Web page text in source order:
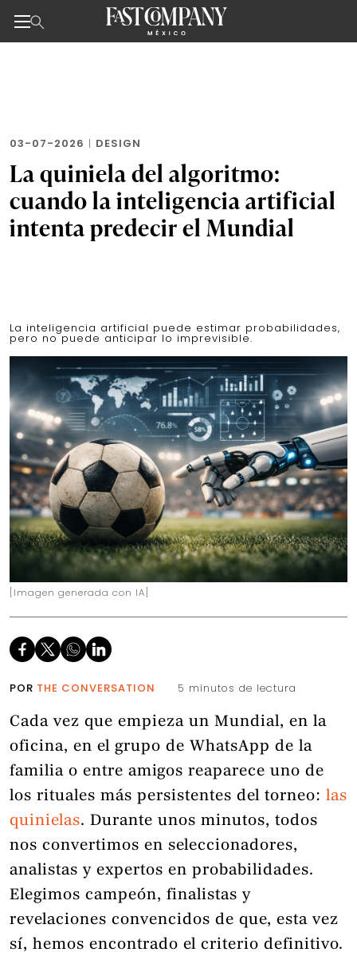
03-07-2026 | DESIGN
La quiniela del algoritmo:
cuando la inteligencia artificial
intenta predecir el Mundial
La inteligencia artificial puede estimar probabilidades,
pero no puede anticipar lo imprevisible.
[Imagen generada con IA]
POR THE CONVERSATION 5 minutos de lectura
Cada vez que empieza un Mundial, en la
oficina, en el grupo de WhatsApp de la
familia o entre amigos reaparece uno de
los rituales más persistentes del torneo: las
quinielas. Durante unos minutos, todos
nos convertimos en seleccionadores,
analistas y expertos en probabilidades.
Elegimos campeón, finalistas y
revelaciones convencidos de que, esta vez
sí, hemos encontrado el criterio definitivo.